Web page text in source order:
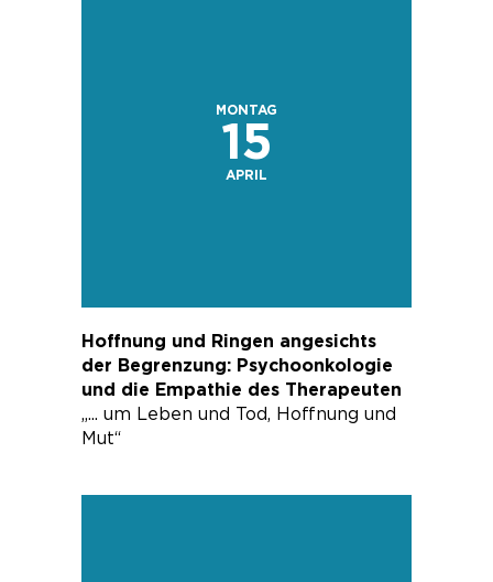
MONTAG
15
APRIL
Hoffnung und Ringen angesichts
der Begrenzung: Psychoonkologie
und die Empathie des Therapeuten
„... um Leben und Tod, Hoffnung und
Mut“